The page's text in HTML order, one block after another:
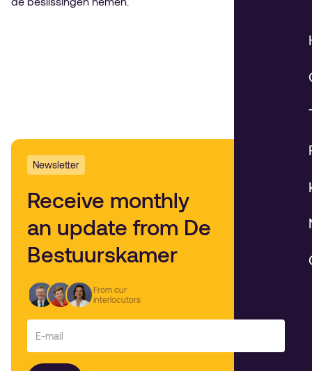
Newsletter
Receive monthly
an update from De
Bestuurskamer
From our
interlocutors